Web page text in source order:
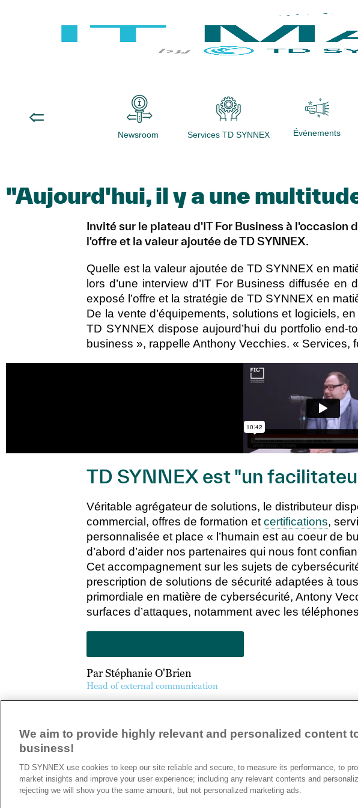
Newsroom Services TD SYNNEX Événements
"Aujourd'hui, il y a une
Invité sur le plateau d'IT For Business à
l'offre et la valeur ajoutée de TD SYNNEX.
Quelle est la valeur ajoutée de TD SYNNEX en
lors d’une interview d’IT For Business diffusée en
exposé l’offre et la stratégie de TD SYNNEX en
De la vente d’équipements, solutions et logiciels,
TD SYNNEX dispose aujourd’hui du portfolio end-
business », rappelle Anthony Vecchies. «
TD SYNNEX est "un
Véritable agrégateur de solutions, le distributeur
commercial, offres de formation etcertifications,
personnalisée et place « l’humain est au coeur de
d’abord d’aider nos partenaires qui nous font
Cet accompagnement sur les sujets de
prescription de solutions de sécurité adaptées à
primordiale en matière de cybersécurité, Antony
surfaces d’attaques, notamment avec les
Par Stéphanie O'Brien
Head of external communication
A propos de TD SYNNEX
Historique
Travailler chez TD SYNNEX
Devenir Client
Contact
We aim to provide highly relevant and personalized content
business!
TD SYNNEX use cookies to keep our site reliable and secure, to measure its performance, to
market insights and improve your user experience; including any relevant contents and
rejecting we will show you the same amount, but not personalized marketing ads.